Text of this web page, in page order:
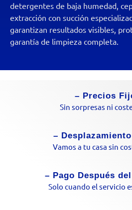
detergentes de baja humedad,
extracción con succión
garantizan resultados visibles,
garantía de limpieza completa.
– Precios
Sin sorpresas ni
–
Vamos a tu casa sin
– Pago Después
Solo cuando el servicio